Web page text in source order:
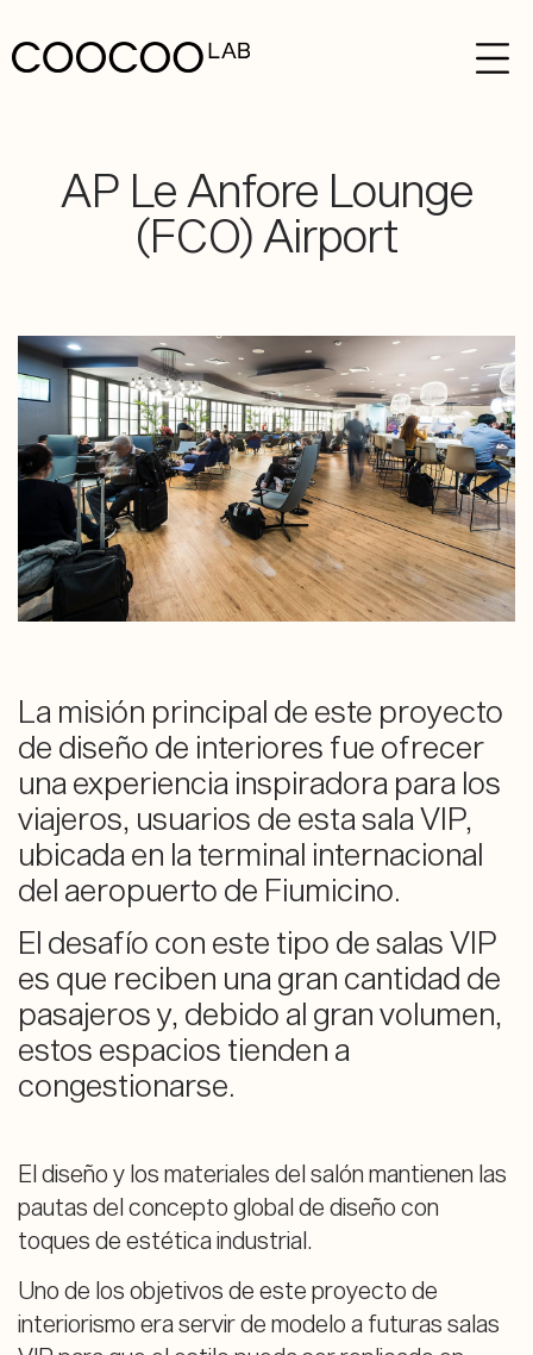
AP Le Anfore Lounge
(FCO) Airport
La misión principal de este proyecto
de diseño de interiores fue ofrecer
una experiencia inspiradora para los
viajeros, usuarios de esta sala VIP,
ubicada en la terminal internacional
del aeropuerto de Fiumicino.
El desafío con este tipo de salas VIP
es que reciben una gran cantidad de
pasajeros y, debido al gran volumen,
estos espacios tienden a
congestionarse.
El diseño y los materiales del salón mantienen las
pautas del concepto global de diseño con
toques de estética industrial.
Uno de los objetivos de este proyecto de
interiorismo era servir de modelo a futuras salas